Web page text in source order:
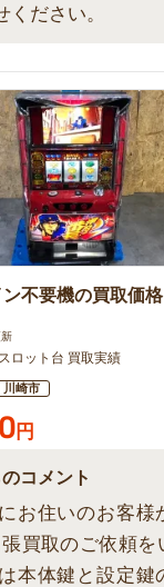
ください。
ン不要機の買取価
スロット台 買取実績
川崎市
円
コメント
お住いのお客様
張買取のご依頼を
本体鍵と設定鍵